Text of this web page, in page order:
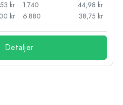
kr
kr
1.740
44,98 kr
6.880
38,75 kr
Detaljer